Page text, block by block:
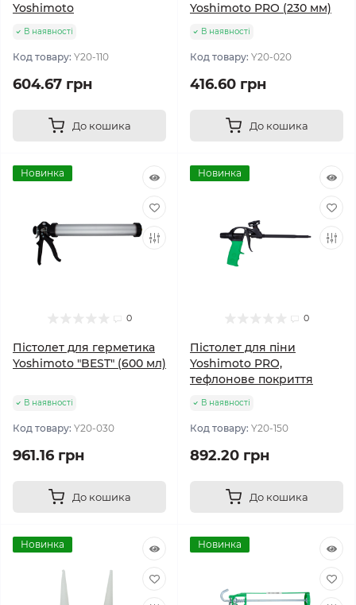
Yoshimoto
В наявності
Код товару: Y20-110
604.67 грн
До кошика
Yoshimoto PRO (230 мм)
В наявності
Код товару: Y20-020
416.60 грн
До кошика
Новинка
0
Пістолет для герметика
Yoshimoto "BEST" (600 мл)
В наявності
Код товару: Y20-030
961.16 грн
До кошика
Новинка
0
Пістолет для піни
Yoshimoto PRO,
тефлонове покриття
В наявності
Код товару: Y20-150
892.20 грн
До кошика
Новинка Новинка